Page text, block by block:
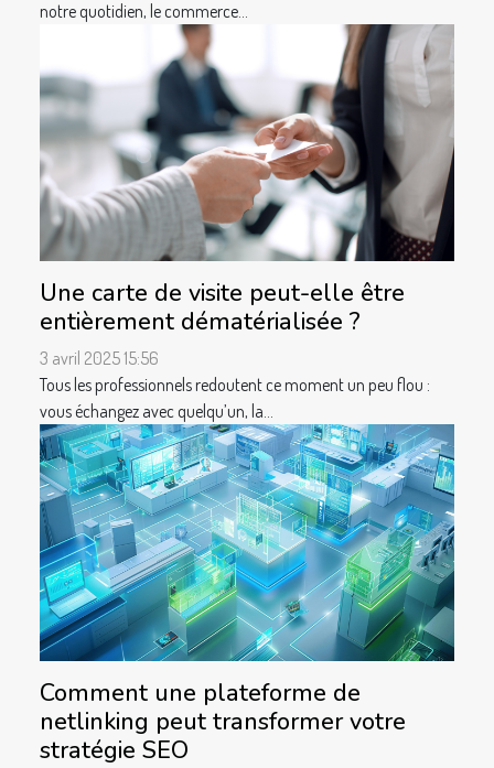
notre quotidien, le commerce...
Une carte de visite peut-elle être
entièrement dématérialisée ?
3 avril 2025 15:56
Tous les professionnels redoutent ce moment un peu flou :
vous échangez avec quelqu’un, la...
Comment une plateforme de
netlinking peut transformer votre
stratégie SEO